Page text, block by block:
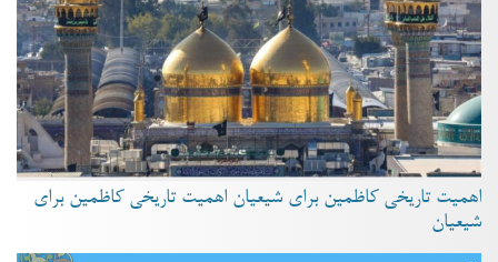
اهمیت تاریخی کاظمین برای شیعیان اهمیت تاریخی کاظمین برای
شیعیان